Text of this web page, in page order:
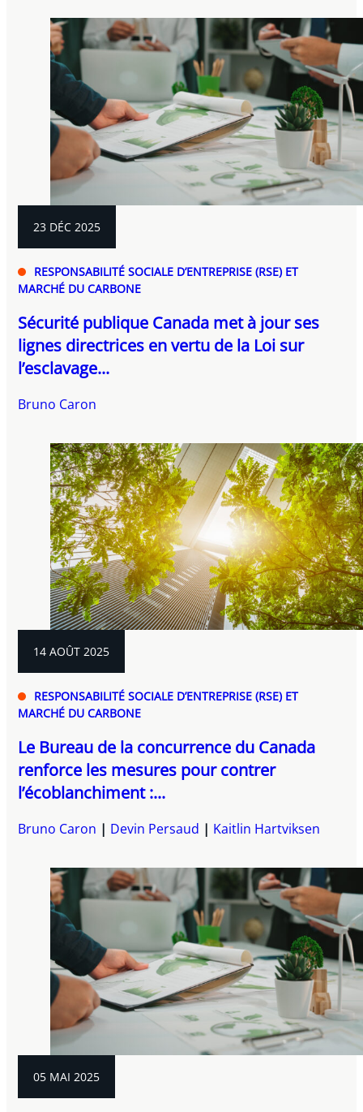
23 DÉC 2025
RESPONSABILITÉ SOCIALE D’ENTREPRISE (RSE) ET
MARCHÉ DU CARBONE
Sécurité publique Canada met à jour ses
lignes directrices en vertu de la Loi sur
l’esclavage...
Bruno Caron
14 AOÛT 2025
RESPONSABILITÉ SOCIALE D’ENTREPRISE (RSE) ET
MARCHÉ DU CARBONE
Le Bureau de la concurrence du Canada
renforce les mesures pour contrer
l’écoblanchiment :...
Bruno Caron Devin Persaud Kaitlin Hartviksen
05 MAI 2025